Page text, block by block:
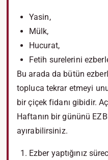
Yasin,
Mülk,
Hucurat,
Fetih surelerini
Bu arada da bütün
topluca tekrar etmeyi
bir çiçek fidanı gibidir.
Haftanın bir gününü
ayırabilirsiniz.
Ezber yaptığınız